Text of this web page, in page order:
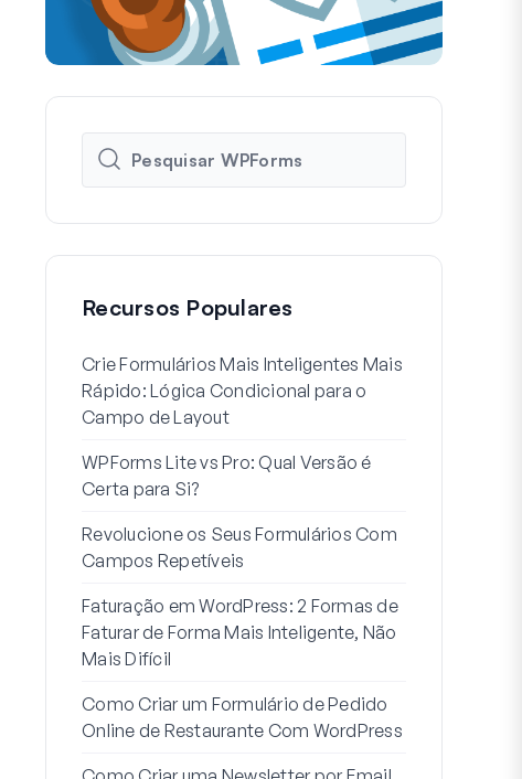
Recursos Populares
Crie Formulários Mais Inteligentes Mais
Rápido: Lógica Condicional para o
Campo de Layout
WPForms Lite vs Pro: Qual Versão é
Certa para Si?
Revolucione os Seus Formulários Com
Campos Repetíveis
Faturação em WordPress: 2 Formas de
Faturar de Forma Mais Inteligente, Não
Mais Difícil
Como Criar um Formulário de Pedido
Online de Restaurante Com WordPress